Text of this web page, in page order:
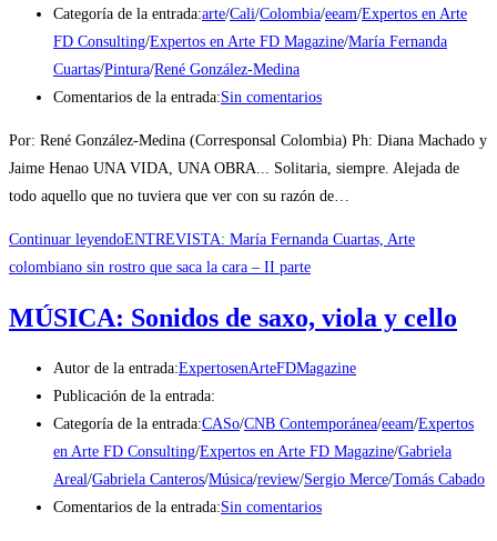
Categoría de la entrada:arte/Cali/Colombia/eeam/Expertos en Arte
FD Consulting/Expertos en Arte FD Magazine/María Fernanda
Cuartas/Pintura/René González-Medina
Comentarios de la entrada:Sin comentarios
Por: René González-Medina (Corresponsal Colombia) Ph: Diana Machado y
Jaime Henao UNA VIDA, UNA OBRA... Solitaria, siempre. Alejada de
todo aquello que no tuviera que ver con su razón de…
Continuar leyendoENTREVISTA: María Fernanda Cuartas, Arte
colombiano sin rostro que saca la cara – II parte
MÚSICA: Sonidos de saxo, viola y cello
Autor de la entrada:ExpertosenArteFDMagazine
Publicación de la entrada:
Categoría de la entrada:CASo/CNB Contemporánea/eeam/Expertos
en Arte FD Consulting/Expertos en Arte FD Magazine/Gabriela
Areal/Gabriela Canteros/Música/review/Sergio Merce/Tomás Cabado
Comentarios de la entrada:Sin comentarios